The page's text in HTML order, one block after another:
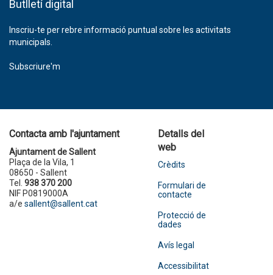
Butlletí digital
Inscriu-te per rebre informació puntual sobre les activitats
municipals.
Subscriure'm
Contacta amb l'ajuntament
Ajuntament de Sallent
Plaça de la Vila, 1
08650 - Sallent
Tel. 938 370 200
NIF P0819000A
a/e sallent@sallent.cat
Detalls del
web
Crèdits
Formulari de
contacte
Protecció de
dades
Avís legal
Accessibilitat